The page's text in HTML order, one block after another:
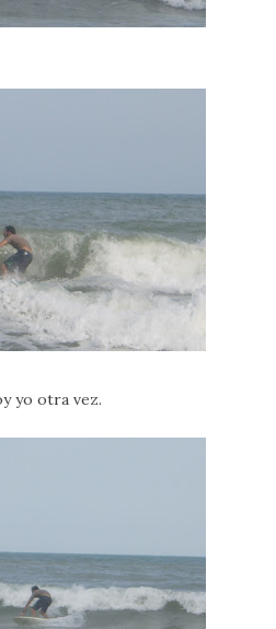
yo otra vez.